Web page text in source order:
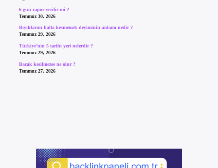
6 gün rapor verilir mi ?
Temmuz 30, 2026
Bıyıklarını balta kesmemek deyiminin anlamı nedir ?
Temmuz 29, 2026
Türkiye’nin 5 tarihi yeri nelerdir ?
Temmuz 29, 2026
Bacak kesilmezse ne olur ?
Temmuz 27, 2026